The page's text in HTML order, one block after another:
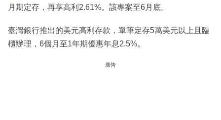
月期定存，再享高利2.61%。該專案至6月底。
臺灣銀行推出的美元高利存款，單筆定存5萬美元以上且臨
櫃辦理，6個月至1年期優惠年息2.5%。
廣告